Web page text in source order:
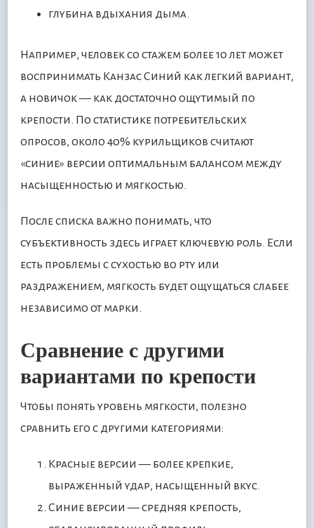
глубина вдыхания дыма.
Например, человек со стажем более 10 лет может
воспринимать Канзас Синий как легкий вариант,
а новичок — как достаточно ощутимый по
крепости. По статистике потребительских
опросов, около 40% курильщиков считают
«синие» версии оптимальным балансом между
насыщенностью и мягкостью.
После списка важно понимать, что
субъективность здесь играет ключевую роль. Если
есть проблемы с сухостью во рту или
раздражением, мягкость будет ощущаться слабее
независимо от марки.
Сравнение с другими
вариантами по крепости
Чтобы понять уровень мягкости, полезно
сравнить его с другими категориями:
Красные версии — более крепкие,
выраженный удар, насыщенный вкус.
Синие версии — средняя крепость,